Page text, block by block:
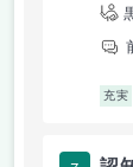
充実